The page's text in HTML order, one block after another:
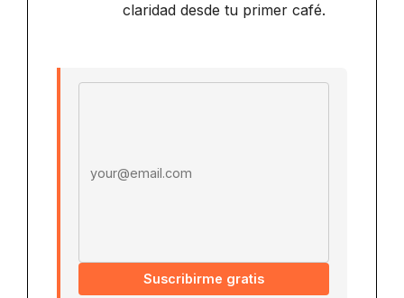
claridad desde tu primer café.
Suscribirme gratis